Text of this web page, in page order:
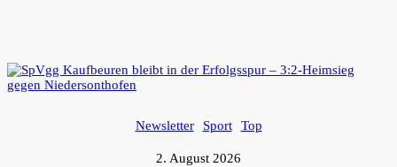
Newsletter Sport Top
2. August 2026